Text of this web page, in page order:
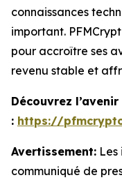
connaissances
important.
pour accroître ses
revenu stable et
Découvrez
: https://
Avertissement:
communiqué de